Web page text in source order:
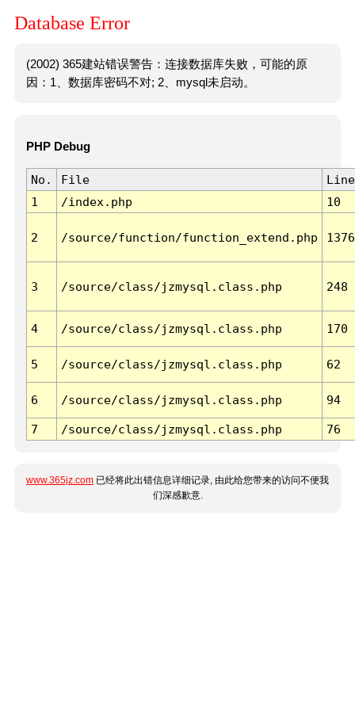
Database Error
(2002) 365建站错误警告：连接数据库失败，可能的原
因：1、数据库密码不对; 2、mysql未启动。
PHP Debug
No. File
Line
1
/index.php 10
2 /source/function/function_extend.php 1376
3 /source/class/jzmysql.class.php 248
4 /source/class/jzmysql.class.php 170
5 /source/class/jzmysql.class.php 62
6 /source/class/jzmysql.class.php 94
7 /source/class/jzmysql.class.php 76
www.365jz.com 已经将此出错信息详细记录, 由此给您带来的访问不便我
们深感歉意.